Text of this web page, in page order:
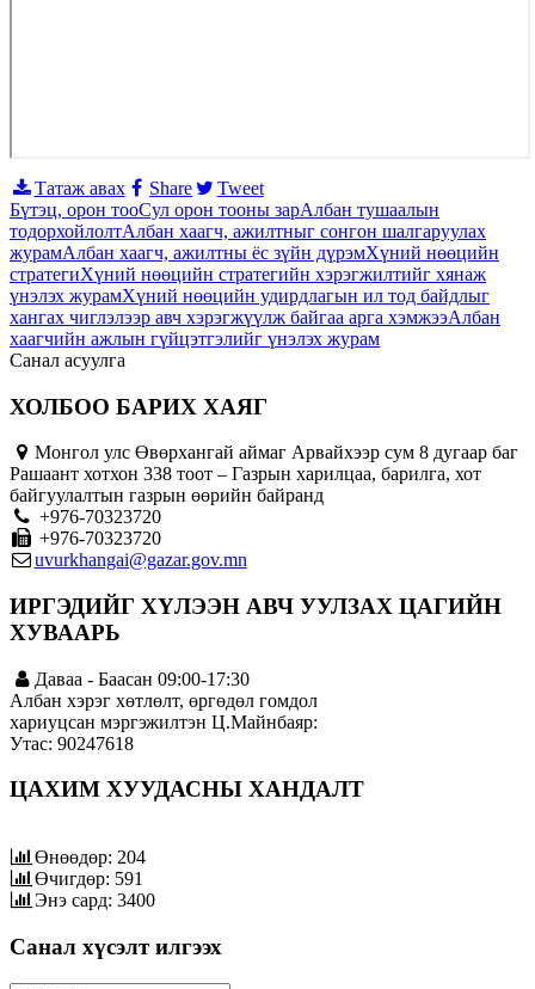
Татаж авах Share
Tweet
Бүтэц, орон тооСул орон тооны зарАлбан тушаалын
тодорхойлолтАлбан хаагч, ажилтныг сонгон шалгаруулах
журамАлбан хаагч, ажилтны ёс зүйн дүрэмХүний нөөцийн
стратегиХүний нөөцийн стратегийн хэрэгжилтийг хянаж
үнэлэх журамХүний нөөцийн удирдлагын ил тод байдлыг
хангах чиглэлээр авч хэрэгжүүлж байгаа арга хэмжээАлбан
хаагчийн ажлын гүйцэтгэлийг үнэлэх журам
Санал асуулга
ХОЛБОО БАРИХ ХАЯГ
Монгол улс Өвөрхангай аймаг Арвайхээр сум 8 дугаар баг
Рашаант хотхон 338 тоот – Газрын харилцаа, барилга, хот
байгуулалтын газрын өөрийн байранд
+976-70323720
+976-70323720
uvurkhangai@gazar.gov.mn
ИРГЭДИЙГ ХҮЛЭЭН АВЧ УУЛЗАХ ЦАГИЙН
ХУВААРЬ
Даваа - Баасан 09:00-17:30
Албан хэрэг хөтлөлт, өргөдөл гомдол
хариуцсан мэргэжилтэн Ц.Майнбаяр:
Утас: 90247618
ЦАХИМ ХУУДАСНЫ ХАНДАЛТ
Өнөөдөр: 204
Өчигдөр: 591
Энэ сард: 3400
Санал хүсэлт илгээх